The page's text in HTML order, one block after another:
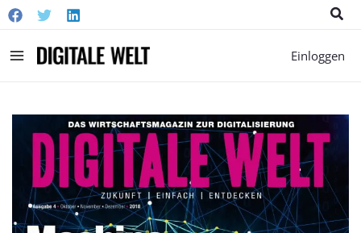
Main
Einloggen